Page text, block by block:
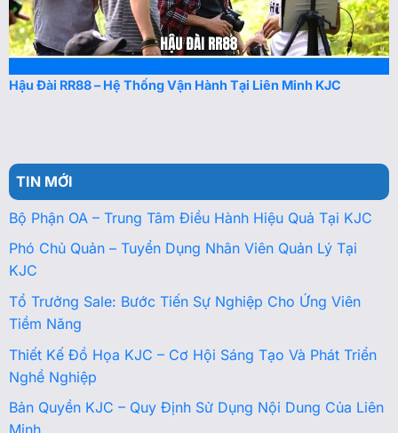
Hậu Đài RR88 – Hệ Thống Vận Hành Tại Liên Minh KJC
TIN MỚI
Bộ Phận OA – Trung Tâm Điều Hành Hiệu Quả Tại KJC
Phó Chủ Quản – Tuyển Dụng Nhân Viên Quản Lý Tại
KJC
Tổ Trưởng Sale: Bước Tiến Sự Nghiệp Cho Ứng Viên
Tiềm Năng
Thiết Kế Đồ Họa KJC – Cơ Hội Sáng Tạo Và Phát Triển
Nghề Nghiệp
Bản Quyền KJC – Quy Định Sử Dụng Nội Dung Của Liên